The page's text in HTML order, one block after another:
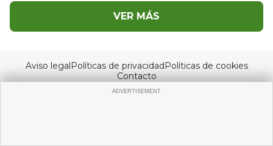
VER MÁS
Aviso legalPolíticas de privacidadPolíticas de cookies
Contacto